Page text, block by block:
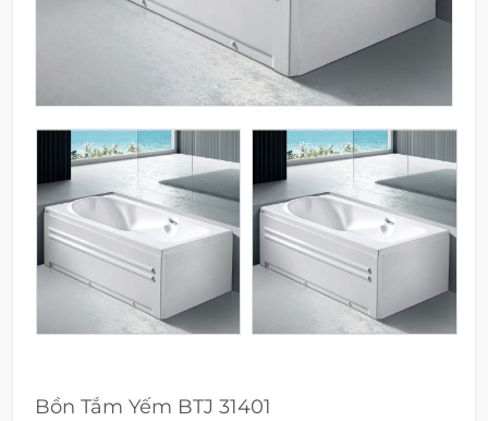
Bồn Tắm Yếm BTJ 31401